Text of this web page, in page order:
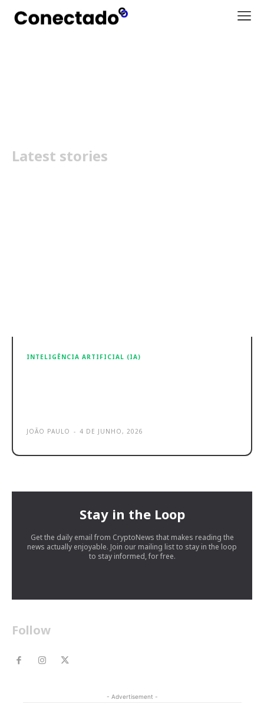
Latest stories
INTELIGÊNCIA ARTIFICIAL (IA)
JOÃO PAULO - 4 DE JUNHO, 2026
Stay in the Loop
Get the daily email from CryptoNews that makes reading the
news actually enjoyable. Join our mailing list to stay in the loop
to stay informed, for free.
Follow
- Advertisement -